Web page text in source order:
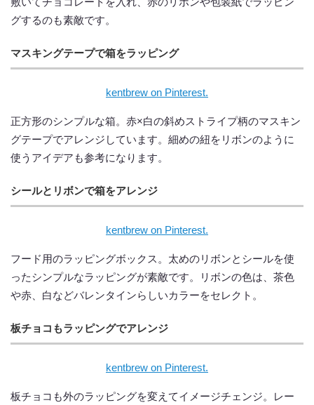
グするのも素敵です。
マスキングテープで箱をラッピング
kentbrew on Pinterest.
正方形のシンプルな箱。赤×白の斜めストライプ柄のマスキン
グテープでアレンジしています。細めの紐をリボンのように
使うアイデアも参考になります。
シールとリボンで箱をアレンジ
kentbrew on Pinterest.
フード用のラッピングボックス。太めのリボンとシールを使
ったシンプルなラッピングが素敵です。リボンの色は、茶色
や赤、白などバレンタインらしいカラーをセレクト。
板チョコもラッピングでアレンジ
kentbrew on Pinterest.
板チョコも外のラッピングを変えてイメージチェンジ。レー